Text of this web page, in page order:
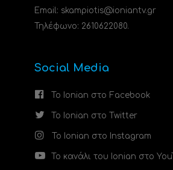
Email: skampiotis@ioniantv.gr
Τηλέφωνο: 2610622080.
Social Media
Το Ionian στο Facebook
Το Ionian στο Twitter
Το Ionian στο Instagram
Το κανάλι του Ionian στο